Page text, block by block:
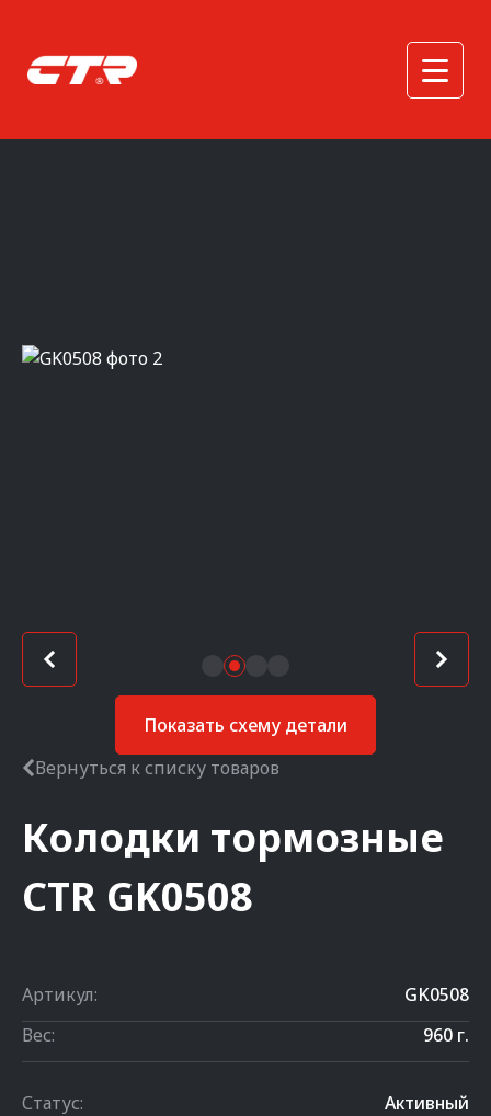
Показать схему детали
Вернуться к списку товаров
Колодки тормозные
CTR GK0508
Артикул:
GK0508
Вес:
960 г.
Статус: Активный